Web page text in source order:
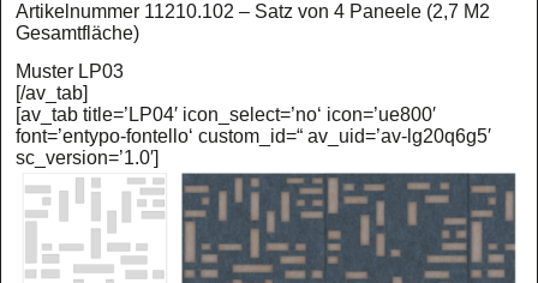
Artikelnummer 11210.102 – Satz von 4 Paneele (2,7 M2
Gesamtfläche)
Muster LP03
[/av_tab]
[av_tab title=’LP04′ icon_select=’no‘ icon=’ue800′
font=’entypo-fontello‘ custom_id=“ av_uid=’av-lg20q6g5′
sc_version=’1.0′]